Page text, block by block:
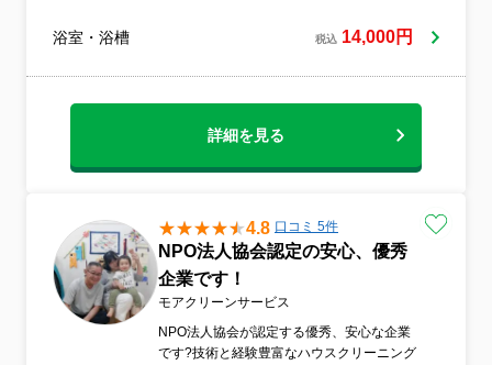
は、無料で追加対応いたします。◆訪問時
の駐車代は当店が全額負担◆営業時間外の
浴室・浴槽 税込 14,000円
詳細を見る
4.8 口コミ 5件
NPO法人協会認定の安心、優秀
企業です！
モアクリーンサービス
NPO法人協会が認定する優秀、安心な企業
です?技術と経験豊富なハウスクリーニング